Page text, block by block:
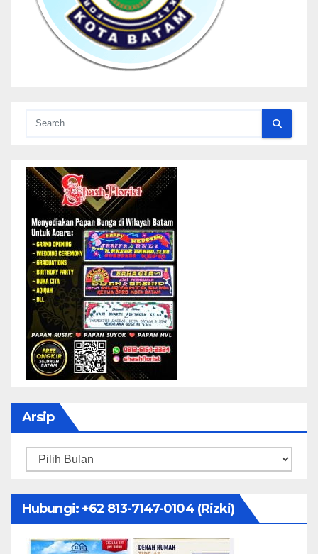
Arsip
Arsip
Hubungi: ‪+62 813-7147-0104‬ (Rizki)